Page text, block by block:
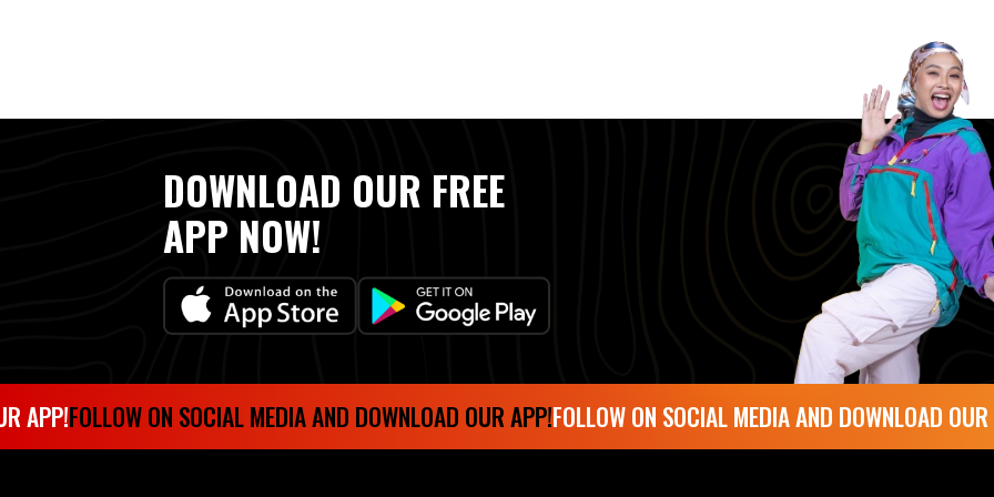
DOWNLOAD OUR FREE
APP NOW!
FOLLOW ON SOCIAL MEDIA AND DOWNLOAD OUR APP!FOLLOW ON SOCIAL MEDIA AND DOWNLOAD OUR